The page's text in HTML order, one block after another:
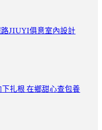
JIUYI俱意室內設計
扎根 在鄉甜心查包養